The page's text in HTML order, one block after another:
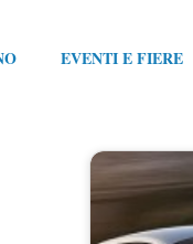
EVENTI E FIERE